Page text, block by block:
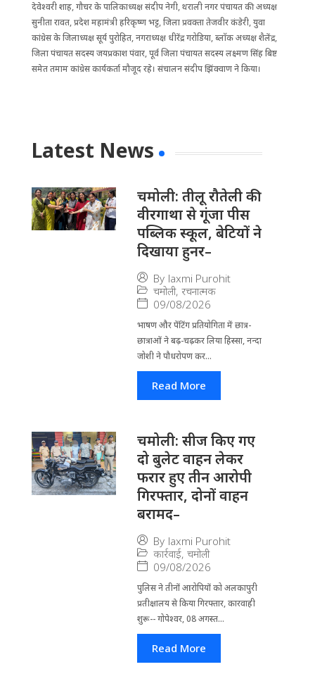
देवेश्वरी शाह, गौचर के पालिकाध्यक्ष संदीप नेगी, थराली नगर पंचायत की अध्यक्ष
सुनीता रावत, प्रदेश महामंत्री हरिकृष्ण भट्ट, जिला प्रवक्ता तेजवीर कंडेरी, युवा
कांग्रेस के जिलाध्यक्ष सूर्य पुरोहित, नगराध्यक्ष धीरेंद्र गरोडिया, ब्लाॅक अध्यक्ष शैलेंद्र,
जिला पंचायत सदस्य जयप्रकाश पंवार, पूर्व जिला पंचायत सदस्य लक्ष्मण सिंह बिष्ट
समेत तमाम कांग्रेस कार्यकर्ता मौजूद रहे। संचालन संदीप झिंक्वाण ने किया।
Latest News
चमोली: तीलू रौतेली की
वीरगाथा से गूंजा पीस
पब्लिक स्कूल, बेटियों ने
दिखाया हुनर–
By laxmi Purohit
चमोली, रचनात्मक
09/08/2026
भाषण और पेंटिंग प्रतियोगिता में छात्र-
छात्राओं ने बढ़-चढ़कर लिया हिस्सा, नन्दा
जोशी ने पौधरोपण कर...
Read More
चमोली: सीज किए गए
दो बुलेट वाहन लेकर
फरार हुए तीन आरोपी
गिरफ्तार, दोनों वाहन
बरामद–
By laxmi Purohit
कार्रवाई, चमोली
09/08/2026
पुलिस ने तीनों आरोपियों को अलकापुरी
प्रतीक्षालय से किया गिरफ्तार, कारवाही
शुरू-- गोपेश्वर, 08 अगस्त...
Read More